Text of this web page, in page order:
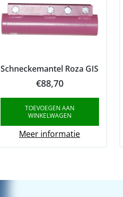
Schneckemantel Roza GIS
€88,70
TOEVOEGEN AAN
WINKELWAGEN
Meer informatie